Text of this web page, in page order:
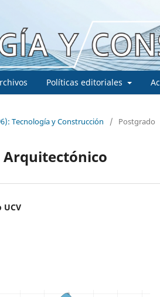
Políticas editoriales
Tecnología y Construcción / Postgrado
UCV